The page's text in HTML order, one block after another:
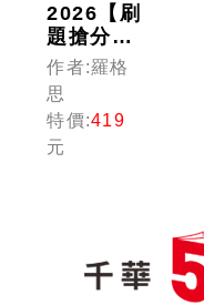
2026【刷
題搶分必
備】中華
民國憲法
頻出題庫
〔十二
版〕（高
作者:羅格
思
特價:419
元